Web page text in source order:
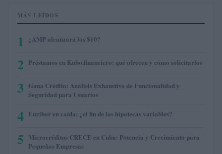
MÁS LEÍDOS
1 ¿AMP alcanzará los $10?
2 Préstamos en Kubo.financiero: qué ofrecen y cómo solicitarlos
3 Gana Crédito: Análisis Exhaustivo de Funcionalidad y
Seguridad para Usuarios
4 Euríbor en caída: ¿el fin de las hipotecas variables?
5 Microcréditos CRECE en Cuba: Potencia y Crecimiento para
Pequeñas Empresas